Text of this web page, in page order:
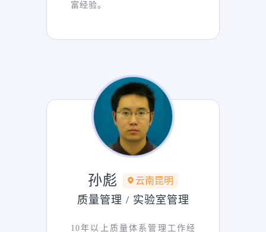
富经验。
孙彪 云南昆明
质量管理 / 实验室管理
10年以上质量体系管理工作经